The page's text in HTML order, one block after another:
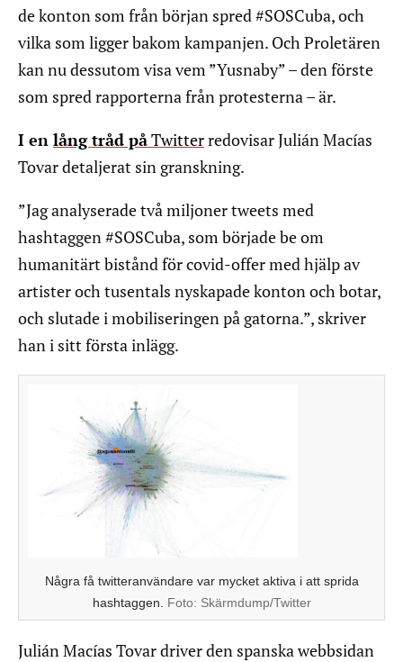
de konton som från början spred #SOSCuba, och
vilka som ligger bakom kampanjen. Och Proletären
kan nu dessutom visa vem ”Yusnaby” – den förste
som spred rapporterna från protesterna – är.
I en lång tråd påTwitterredovisar Julián Macías
Tovar detaljerat sin granskning.
”Jag analyserade två miljoner tweets med
hashtaggen #SOSCuba, som började be om
humanitärt bistånd för covid-offer med hjälp av
artister och tusentals nyskapade konton och botar,
och slutade i mobiliseringen på gatorna.”, skriver
han i sitt första inlägg.
Några få twitteranvändare var mycket aktiva i att sprida
hashtaggen. Foto: Skärmdump/Twitter
Julián Macías Tovar driver den spanska webbsidan